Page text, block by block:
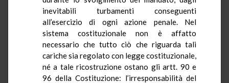
inevitabili turbamenti conseguenti
all’esercizio di ogni azione penale. Nel
sistema costituzionale non è affatto
necessario che tutto ciò che riguarda tali
cariche sia regolato con legge costituzionale,
né a tale ricostruzione ostano gli artt. 90 e
96 della Costituzione: l’irresponsabilità del